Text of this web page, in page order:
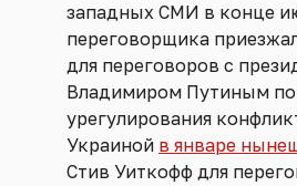
западных СМИ в конце
переговорщика
для переговоров с
Владимиром Путиным
урегулирования
Украиной в январе
Стив Уиткофф для